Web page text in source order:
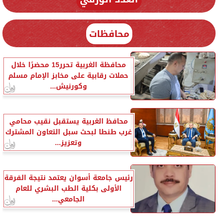
محافظات
محافظة الغربية تحرر15 محضرًا خلال
حملات رقابية على مخابز الإمام مسلم
وكورنيش...
محافظ الغربية يستقبل نقيب محامي
غرب طنطا لبحث سبل التعاون المشترك
وتعزيز...
رئيس جامعة أسوان يعتمد نتيجة الفرقة
الأولى بكلية الطب البشري للعام
الجامعي...